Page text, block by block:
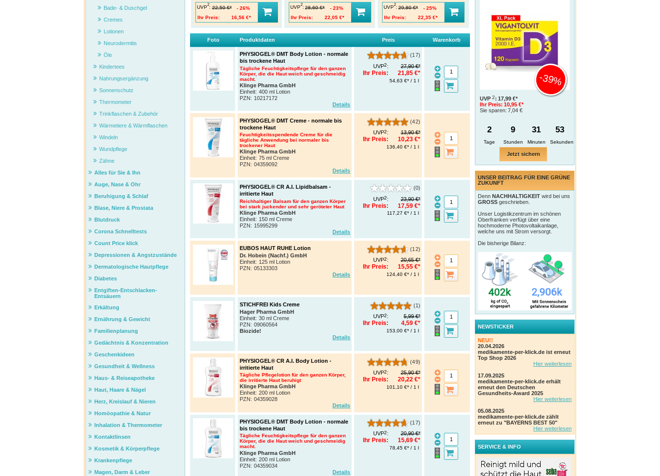
UVP
2
: 22,50 €*
Ihr Preis:
16,56 €*
26% UVP
2
: 28,60 €*
Ihr Preis:
22,05 €*
23% UVP
2
: 29,80 €*
Ihr Preis:
22,35 €*
25%
Foto Produktdaten Preis Warenkorb
PHYSIOGEL® DMT Body Lotion - normale
bis trockene Haut
Tägliche Feuchtigkeitspflege für den ganzen
Körper, die die Haut weich und geschmeidig
macht.
Klinge Pharma GmbH
Einheit: 400 ml Lotion
PZN: 10217172
Details
(17)
UVP2: 27,90 €*
Ihr Preis: 21,85 €*
54,63 €* / 1 l
PHYSIOGEL® DMT Creme - normale bis
trockene Haut
Feuchtigkeitsspendende Creme für die
tägliche Anwendung bei normaler bis
trockener Haut
Klinge Pharma GmbH
Einheit: 75 ml Creme
PZN : 04359092
Details
(42)
UVP2: 13,90 €*
Ihr Preis: 10,23 €*
136,40 €* / 1 l
PHYSIOGEL® CR A.I. Lipidbalsam -
irritierte Haut
Reichhaltiger Balsam für den ganzen Körper
bei stark juckender und sehr geröteter Haut
Klinge Pharma GmbH
Einheit: 150 ml Creme
PZN: 15995299
Details
(0)
UVP2: 23,90 €*
Ihr Preis: 17,59 €*
117,27 €* / 1 l
EUBOS HAUT RUHE Lotion
Dr. Hobein (Nachf.) GmbH
Einheit: 125 ml Lotion
PZN: 05133303
Details
(12)
UVP2: 20,65 €*
Ihr Preis: 15,55 €*
124,40 €* / 1 l
STICHFREI Kids Creme
Hager Pharma GmbH
Einheit: 30 ml Creme
PZN: 09060564
Biozide!
Details
(1)
UVP2: 5,99 €*
Ihr Preis: 4,59 €*
153,00 €* / 1 l
PHYSIOGEL® CR A.I. Body Lotion -
irritierte Haut
Tägliche Pflegelotion für den ganzen Körper,
die irritierte Haut beruhigt
Klinge Pharma GmbH
Einheit: 200 ml Lotion
PZN: 04359028
Details
(49)
UVP2: 25,90 €*
Ihr Preis: 20,22 €*
101,10 €* / 1 l
PHYSIOGEL® DMT Body Lotion - normale
bis trockene Haut
Tägliche Feuchtigkeitspflege für den ganzen
Körper, die die Haut weich und geschmeidig
macht.
Klinge Pharma GmbH
Einheit: 200 ml Lotion
PZN: 04359034
Details
(17)
UVP2: 20,90 €*
Ihr Preis: 15,69 €*
78,45 €* / 1 l
Bade- & Duschgel
Cremes
Lotionen
Neurodermitis
Öle
Kindertees
Nahrungsergänzung
Sonnenschutz
Thermometer
Trinkflaschen & Zubehör
Wärmetiere & Wärmflaschen
Windeln
Wundpflege
Zähne
Alles für Sie & Ihn
Auge, Nase & Ohr
Beruhigung & Schlaf
Blase, Niere & Prostata
Blutdruck
Corona Schnelltests
Count Price klick
Depressionen & Angstzustände
Dermatologische Hautpflege
Diabetes
Entgiften-Entschlacken-
Entsäuern
Erkältung
Ernährung & Gewicht
Familienplanung
Gedächtnis & Konzentration
Geschenkideen
Gesundheit & Wellness
Haus- & Reiseapotheke
Haut, Haare & Nägel
Herz, Kreislauf & Nieren
Homöopathie & Natur
Inhalation & Thermometer
Kontaktlinsen
Kosmetik & Körperpflege
Krankenpflege
Magen, Darm & Leber
UVP 2: 17,99 €*
Ihr Preis: 10,95 €*
Sie sparen: 7,04 €
-39%
2
Tage
9 31 52
Jetzt sichern
UNSER BEITRAG FÜR EINE GRÜNE
ZUKUNFT
Denn NACHHALTIGKEIT wird bei uns
GROSS geschrieben.
Unser Logistikzentrum im schönen
Oberfranken verfügt über eine
hochmoderne Photovoltaikanlage,
welche uns mit Strom versorgt.
Die bisherige Bilanz:
NEWSTICKER
NEU!!
20.04.2026
medikamente-per-klick.de ist erneut
Top Shop 2026
Hier weiterlesen
17.09.2025
medikamente-per-klick.de erhält
erneut den Deutschen
Gesundheits-Award 2025
Hier weiterlesen
05.08.2025
medikamente-per-klick.de zählt
erneut zu "BAYERNS BEST 50"
Hier weiterlesen
SERVICE & INFO